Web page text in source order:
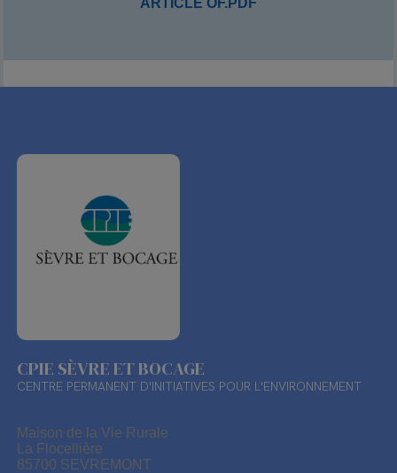
ARTICLE OF.PDF
CPIE SÈVRE ET BOCAGE
CENTRE PERMANENT D'INITIATIVES POUR L'ENVIRONNEMENT
Maison de la Vie Rurale
La Flocellière
85700 SEVREMONT